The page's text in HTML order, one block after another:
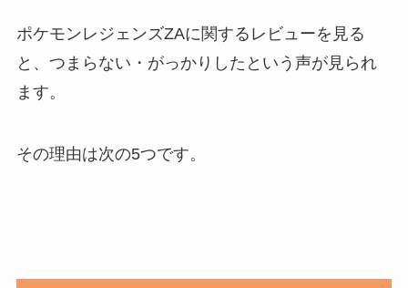
ポケモンレジェンズZAに関するレビューを見る
と、つまらない・がっかりしたという声が見られ
ます。
その理由は次の5つです。